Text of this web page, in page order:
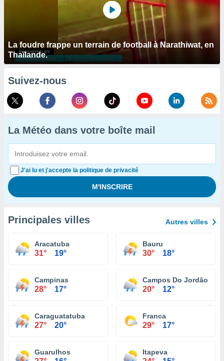
La foudre frappe un terrain de football à Narathiwat, en
Thaïlande.
Suivez-nous
La Météo dans votre boîte mail
J'ai lu et j'accepte la politique de privacité
Principales villes Autres villes
Aracatuba
31° 19°
Bauru
30° 18°
Campinas
28° 17°
Campos Do Jordão
20° 12°
Caraguatatuba
27° 20°
Franca
29° 17°
Guarulhos Itapeva